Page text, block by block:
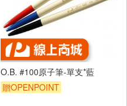
O.B. #100原子筆-單支*藍
贈OPENPOINT